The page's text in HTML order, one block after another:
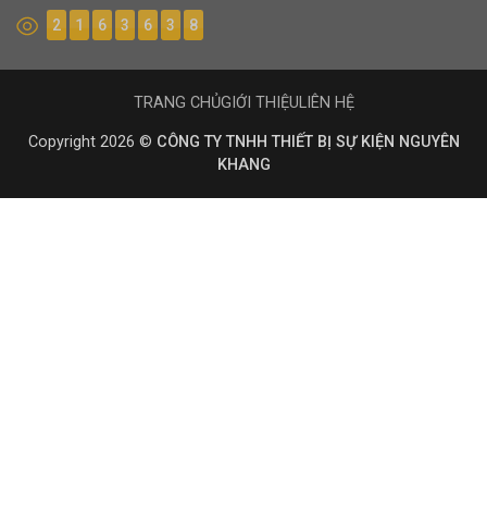
2 1 6 3 6 3 8
Copyright 2026 © CÔNG TY TNHH THIẾT BỊ SỰ KIỆN NGUYÊN
KHANG
TRANG CHỦGIỚI THIỆULIÊN HỆ